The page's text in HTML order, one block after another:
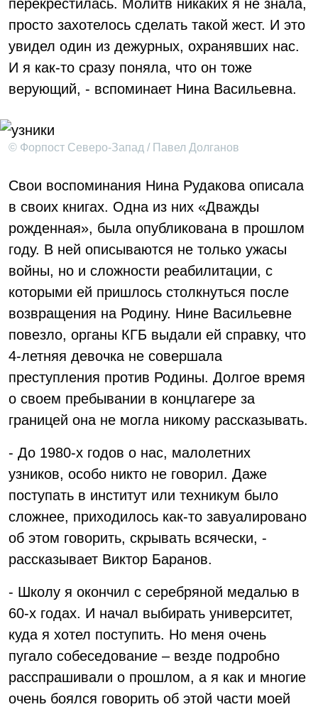
перекрестилась. Молитв никаких я не знала,
просто захотелось сделать такой жест. И это
увидел один из дежурных, охранявших нас.
И я как-то сразу поняла, что он тоже
верующий, - вспоминает Нина Васильевна.
© Форпост Северо-Запад / Павел Долганов
Свои воспоминания Нина Рудакова описала
в своих книгах. Одна из них «Дважды
рожденная», была опубликована в прошлом
году. В ней описываются не только ужасы
войны, но и сложности реабилитации, с
которыми ей пришлось столкнуться после
возвращения на Родину. Нине Васильевне
повезло, органы КГБ выдали ей справку, что
4-летняя девочка не совершала
преступления против Родины. Долгое время
о своем пребывании в концлагере за
границей она не могла никому рассказывать.
- До 1980-х годов о нас, малолетних
узников, особо никто не говорил. Даже
поступать в институт или техникум было
сложнее, приходилось как-то завуалировано
об этом говорить, скрывать всячески, -
рассказывает Виктор Баранов.
- Школу я окончил с серебряной медалью в
60-х годах. И начал выбирать университет,
куда я хотел поступить. Но меня очень
пугало собеседование – везде подробно
расспрашивали о прошлом, а я как и многие
очень боялся говорить об этой части моей